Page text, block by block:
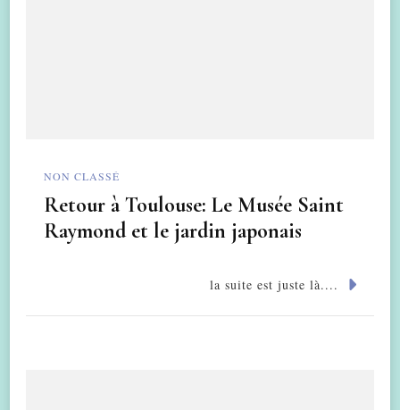
NON CLASSÉ
Retour à Toulouse: Le Musée Saint
Raymond et le jardin japonais
la suite est juste là....